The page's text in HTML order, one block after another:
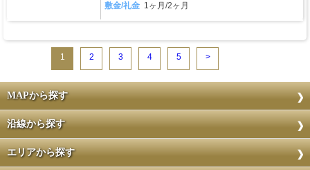
敷金/礼金 1ヶ月/2ヶ月
1 2 3 4 5 >
MAPから探す
沿線から探す
エリアから探す